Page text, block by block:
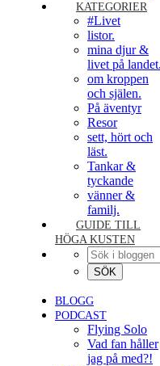
KATEGORIER
#Livet
listor.
mina djur &
livet på landet.
om kroppen
och själen.
På äventyr
Resor
sett, hört och
läst.
Tankar &
tyckande
vänner &
familj.
GUIDE TILL
HÖGA KUSTEN
BLOGG
PODCAST
Flying Solo
Vad fan håller
jag på med?!